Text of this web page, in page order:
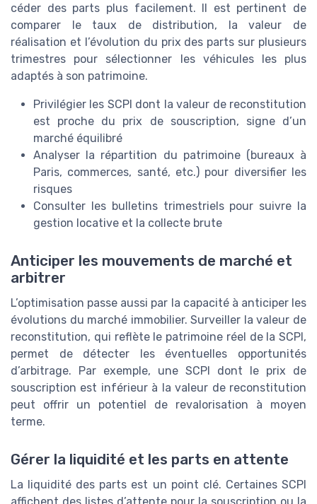
céder des parts plus facilement. Il est pertinent de
comparer le taux de distribution, la valeur de
réalisation et l’évolution du prix des parts sur plusieurs
trimestres pour sélectionner les véhicules les plus
adaptés à son patrimoine.
Privilégier les SCPI dont la valeur de reconstitution
est proche du prix de souscription, signe d’un
marché équilibré
Analyser la répartition du patrimoine (bureaux à
Paris, commerces, santé, etc.) pour diversifier les
risques
Consulter les bulletins trimestriels pour suivre la
gestion locative et la collecte brute
Anticiper les mouvements de marché et
arbitrer
L’optimisation passe aussi par la capacité à anticiper les
évolutions du marché immobilier. Surveiller la valeur de
reconstitution, qui reflète le patrimoine réel de la SCPI,
permet de détecter les éventuelles opportunités
d’arbitrage. Par exemple, une SCPI dont le prix de
souscription est inférieur à la valeur de reconstitution
peut offrir un potentiel de revalorisation à moyen
terme.
Gérer la liquidité et les parts en attente
La liquidité des parts est un point clé. Certaines SCPI